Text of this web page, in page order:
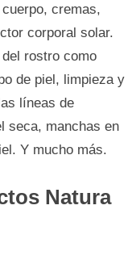
cremas,
corporal solar.
rostro como
de piel, limpieza y
líneas de
seca, manchas en
Y mucho más.
Natura